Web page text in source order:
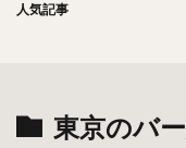
人気記事
東京のバ